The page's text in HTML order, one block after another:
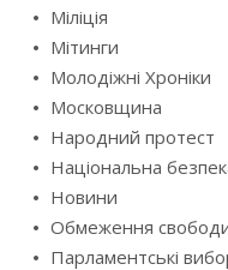
Міліція
Мітинги
Молодіжні Хроніки
Московщина
Народний протест
Національна
Новини
Обмеження
Парламентські